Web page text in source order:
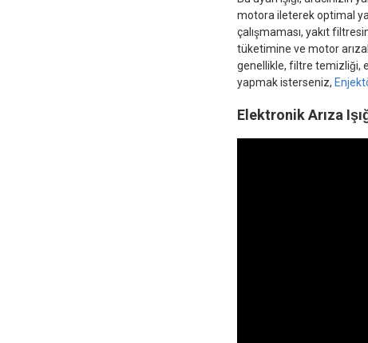
motora ileterek optimal
çalışmaması, yakıt
tüketimine ve motor
genellikle, filtre temizliği,
yapmak isterseniz,
Elektronik Arıza